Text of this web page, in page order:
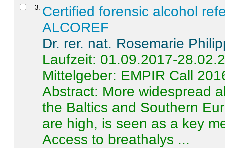
3 Certified forensic alcohol
ALCOREF
Dr. rer. nat. Rosemarie
Laufzeit: 01.09.2017-
Mittelgeber: EMPIR Call
Abstract: More widespread
the Baltics and Southern
are high, is seen as a key
Access to breathalys ...